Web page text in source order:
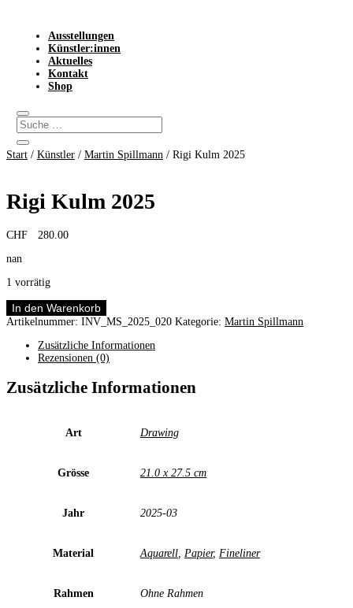
Ausstellungen
Künstler:innen
Aktuelles
Kontakt
Shop
Start / Künstler / Martin Spillmann / Rigi Kulm 2025
Rigi Kulm 2025
CHF
280.00
nan
1 vorrätig
Rigi
Kulm
Menge
In den Warenkorb
Artikelnummer: INV_MS_2025_020 Kategorie: Martin Spillmann
Zusätzliche Informationen
Rezensionen (0)
Zusätzliche Informationen
Art Drawing
Grösse 21.0 x 27.5 cm
Jahr 2025-03
Material Aquarell Papier, Fineliner
Rahmen Ohne Rahmen